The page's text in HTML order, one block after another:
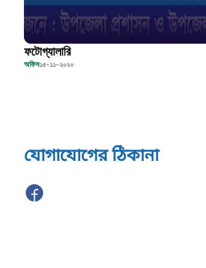
ফটোগ্যালারি
অফিস১৫-১১-২০২০
যোগাযোগের ঠিকানা